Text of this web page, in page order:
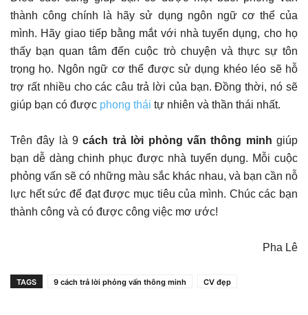
thành công chính là hãy sử dụng ngôn ngữ cơ thể của
mình. Hãy giao tiếp bằng mắt với nhà tuyển dụng, cho họ
thấy bạn quan tâm đến cuộc trò chuyện và thực sự tôn
trọng họ. Ngôn ngữ cơ thể được sử dụng khéo léo sẽ hỗ
trợ rất nhiều cho các câu trả lời của bạn. Đồng thời, nó sẽ
giúp bạn có được phong thái tự nhiên và thần thái nhất.
Trên đây là 9 cách trả lời phỏng vấn thông minh giúp
bạn dễ dàng chinh phục được nhà tuyển dụng. Mỗi cuộc
phỏng vấn sẽ có những màu sắc khác nhau, và bạn cần nỗ
lực hết sức để đạt được mục tiêu của mình. Chúc các bạn
thành công và có được công việc mơ ước!
Pha Lê
TAGS 9 cách trả lời phỏng vấn thông minh CV đẹp